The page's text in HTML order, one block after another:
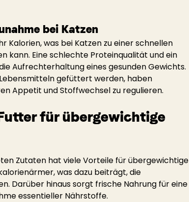
bei Katzen
was bei Katzen zu einer schnellen
kann. Eine schlechte Proteinqualität und ein
Aufrechterhaltung eines gesunden Gewichts.
gefüttert werden, haben
Appetit und Stoffwechsel zu regulieren.
für übergewichtige
Zutaten hat viele Vorteile für übergewichtige
was dazu beiträgt, die
Darüber hinaus sorgt frische Nahrung für eine
essentieller Nährstoffe.